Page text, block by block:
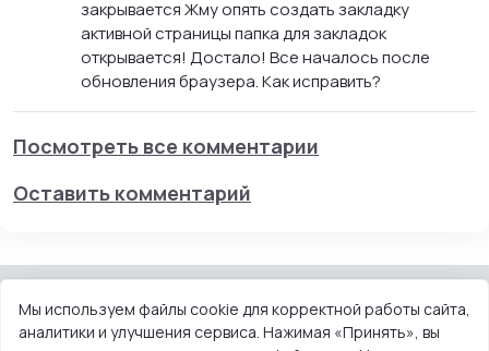
закрывается Жму опять создать закладку
активной страницы папка для закладок
открывается! Достало! Все началось после
обновления браузера. Как исправить?
Посмотреть все комментарии
Оставить комментарий
Мы используем файлы cookie для корректной работы сайта,
аналитики и улучшения сервиса. Нажимая «Принять», вы